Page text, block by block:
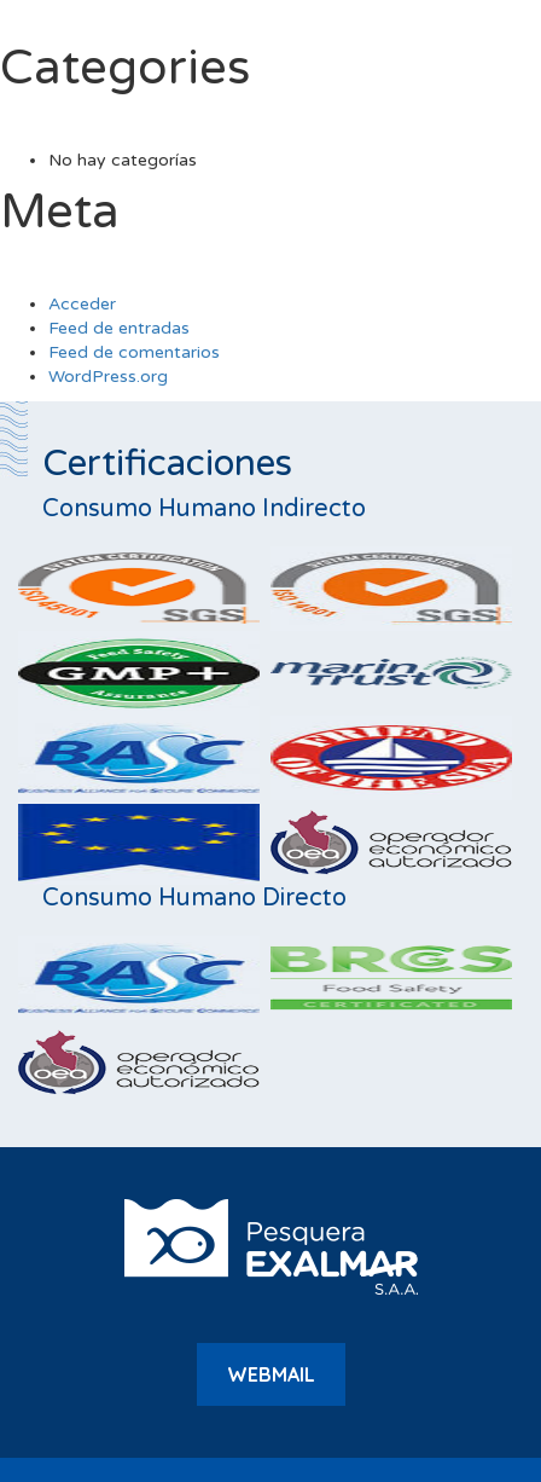
Categories
No hay categorías
Meta
Acceder
Feed de entradas
Feed de comentarios
WordPress.org
Certificaciones
Consumo Humano Indirecto
Consumo Humano Directo
WEBMAIL